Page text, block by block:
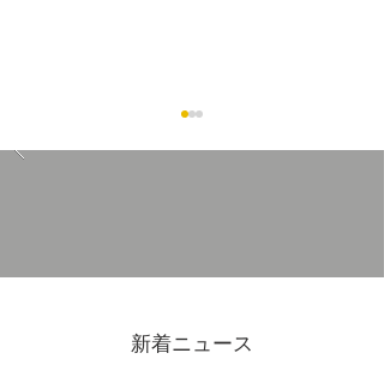
1/21（日） BSフジ「富士
新着ニュース